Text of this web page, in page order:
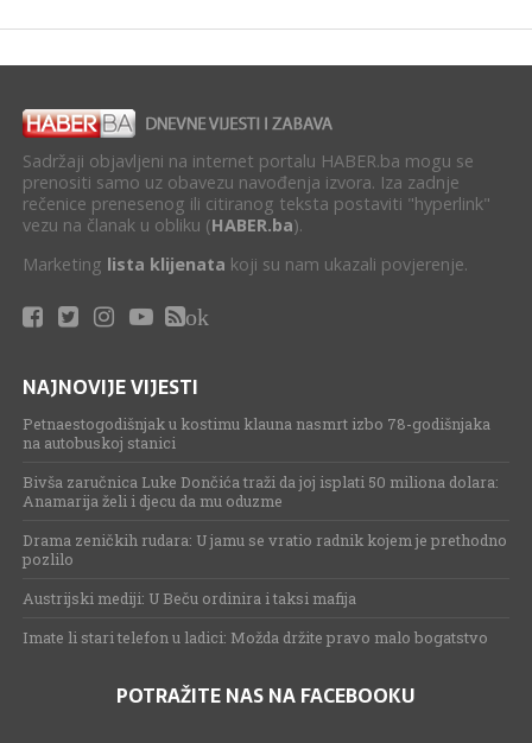
Sadržaji objavljeni na internet portalu HABER.ba mogu se
prenositi samo uz obavezu navođenja izvora. Iza zadnje
rečenice prenesenog ili citiranog teksta postaviti "hyperlink"
vezu na članak u obliku (HABER.ba).
Marketing lista klijenata koji su nam ukazali povjerenje.
ok
NAJNOVIJE VIJESTI
Petnaestogodišnjak u kostimu klauna nasmrt izbo 78-godišnjaka
na autobuskoj stanici
Bivša zaručnica Luke Dončića traži da joj isplati 50 miliona dolara:
Anamarija želi i djecu da mu oduzme
Drama zeničkih rudara: U jamu se vratio radnik kojem je prethodno
pozlilo
Austrijski mediji: U Beču ordinira i taksi mafija
Imate li stari telefon u ladici: Možda držite pravo malo bogatstvo
POTRAŽITE NAS NA FACEBOOKU